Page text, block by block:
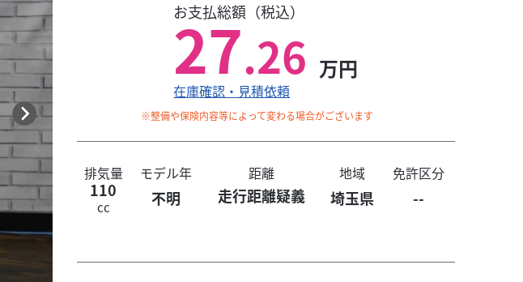
お支払総額（税込）
27.26 万円
在庫確認・見積依頼
※整備や保険内容等によって変わる場合がございます
排気量 モデル年 距離 地域 免許区分
110
cc 不明 走行距離疑義 埼玉県 --